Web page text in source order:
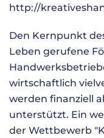
http://
Den Kernpunkt
Leben gerufene
wirtschaftlich
werden finanziell
unterstützt. Ein
der Wettbewerb